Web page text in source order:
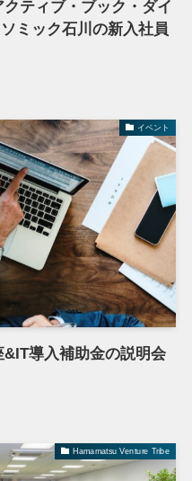
ティブ・ブック・ダイ
ミック石川の新入社員
イベント
導入補助金の説明会
Hamamatsu Venture Tribe